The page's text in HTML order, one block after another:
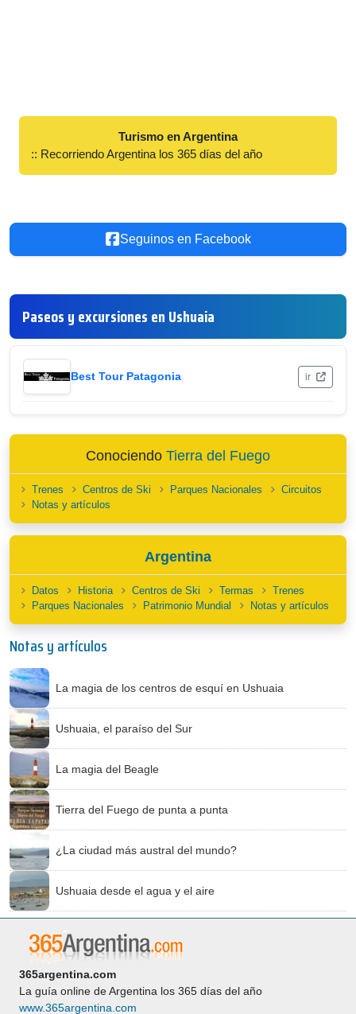
Turismo en Argentina
:: Recorriendo Argentina los 365 días del año
Seguinos en Facebook
Paseos y excursiones en Ushuaia
Best Tour Patagonia ir
Conociendo Tierra del Fuego
Trenes Centros de Ski Parques Nacionales
Circuitos
Notas y artículos
Argentina
Datos Historia Centros de Ski Termas
Trenes
Parques Nacionales
Patrimonio Mundial Notas y artículos
Notas y artículos
La magia de los centros de esquí en Ushuaia
Ushuaia, el paraíso del Sur
La magia del Beagle
Tierra del Fuego de punta a punta
¿La ciudad más austral del mundo?
Ushuaia desde el agua y el aire
365argentina.com
La guía online de Argentina los 365 días del año
www.365argentina.com